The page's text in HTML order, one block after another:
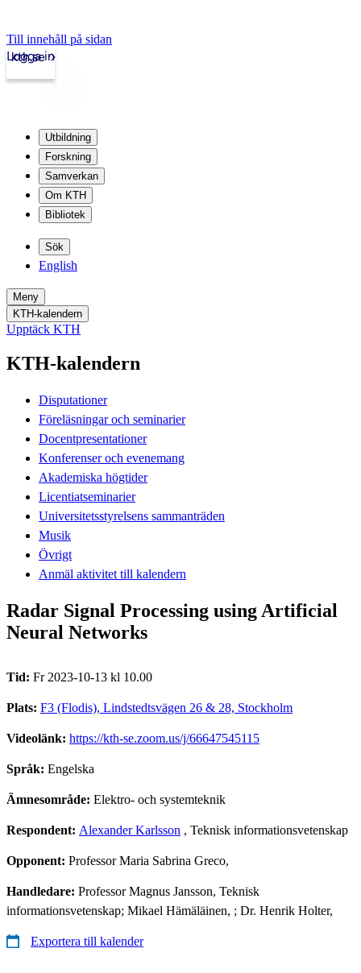
Till innehåll på sidan
kth.se
Logga in
Utbildning
Forskning
Samverkan
Om KTH
Bibliotek
Sök
English
Meny
KTH-kalendern
Upptäck KTH
KTH-kalendern
Disputationer
Föreläsningar och seminarier
Docentpresentationer
Konferenser och evenemang
Akademiska högtider
Licentiatseminarier
Universitetsstyrelsens sammanträden
Musik
Övrigt
Anmäl aktivitet till kalendern
Radar Signal Processing using Artificial
Neural Networks
Tid: Fr 2023-10-13 kl 10.00
Plats: F3 (Flodis), Lindstedtsvägen 26 & 28, Stockholm
Videolänk: https://kth-se.zoom.us/j/66647545115
Språk: Engelska
Ämnesområde: Elektro- och systemteknik
Respondent: Alexander Karlsson , Teknisk informationsvetenskap
Opponent: Professor Maria Sabrina Greco,
Handledare: Professor Magnus Jansson, Teknisk
informationsvetenskap; Mikael Hämäläinen, ; Dr. Henrik Holter,
Exportera till kalender